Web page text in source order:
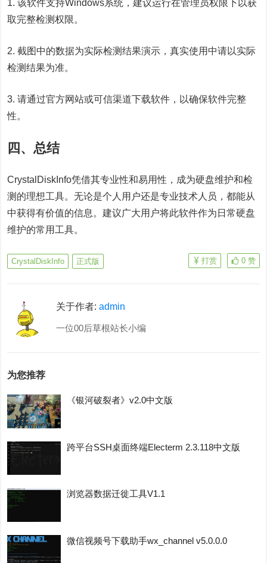
1. 该软件支持Windows系统，建议运行在管理员权限下以获
取完整检测权限。
2. 截图中的数据为实际检测结果演示，真实使用中请以实际
检测结果为准。
3. 请通过官方网站或可信渠道下载软件，以确保软件完整
性。
四、总结
CrystalDiskInfo凭借其专业性和易用性，成为硬盘维护和检
测的理想工具。无论是个人用户还是专业技术人员，都能从
中获得有价值的信息。建议广大用户将此软件作为日常硬盘
维护的常用工具。
CrystalDiskInfo 正式版 0 赞
打赏
关于作者:admin
一位00后草根站长小编
为您推荐
《银河破裂者》v2.0中文版
跨平台SSH桌面终端Electerm 2.3.118中文版
浏览器数据迁徙工具V1.1
微信视频号下载助手wx_channel v5.0.0.0